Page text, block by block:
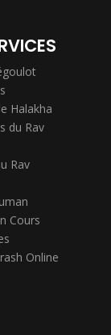
Halakha
du Rav
Rav
Cours
Online